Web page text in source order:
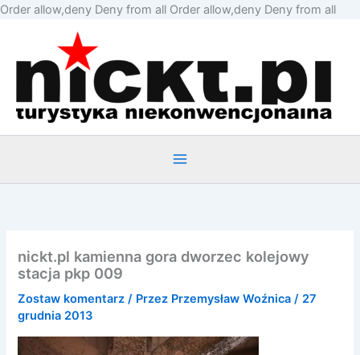
Order allow,deny Deny from all Order allow,deny Deny from all
nickt.pl kamienna gora dworzec kolejowy
stacja pkp 009
Zostaw komentarz / Przez Przemysław Woźnica/ 27
grudnia 2013